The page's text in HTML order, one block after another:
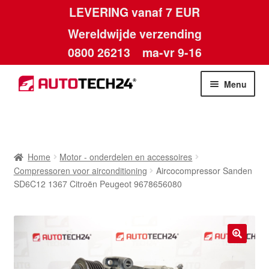
LEVERING vanaf 7 EUR
Wereldwijde verzending
0800 26213 ma-vr 9-16
Skip
to
Skip
to
Menu
Algemene voorwaarden
Betalingen
Contact
Home
Motor - onderdelen en accessoires
Compressoren voor airconditioning
Aircocompressor Sanden
SD6C12 1367 Citroën Peugeot 9678656080